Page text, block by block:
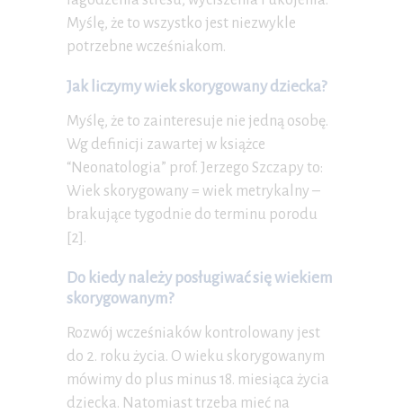
Myślę, że to wszystko jest niezwykle
potrzebne wcześniakom.
Jak liczymy wiek skorygowany dziecka?
Myślę, że to zainteresuje nie jedną osobę.
Wg definicji zawartej w książce
“Neonatologia” prof. Jerzego Szczapy to:
Wiek skorygowany = wiek metrykalny –
brakujące tygodnie do terminu porodu
[2].
Do kiedy należy posługiwać się wiekiem
skorygowanym?
Rozwój wcześniaków kontrolowany jest
do 2. roku życia. O wieku skorygowanym
mówimy do plus minus 18. miesiąca życia
dziecka. Natomiast trzeba mieć na